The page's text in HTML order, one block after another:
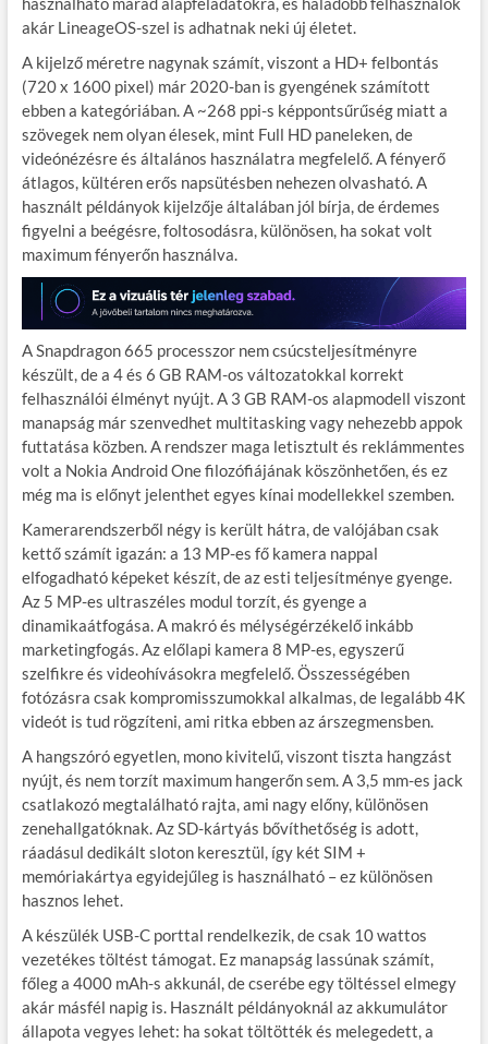
akár LineageOS-szel is adhatnak neki új életet.
A kijelző méretre nagynak számít, viszont a HD+ felbontás
(720 x 1600 pixel) már 2020-ban is gyengének számított
ebben a kategóriában. A ~268 ppi-s képpontsűrűség miatt a
szövegek nem olyan élesek, mint Full HD paneleken, de
videónézésre és általános használatra megfelelő. A fényerő
átlagos, kültéren erős napsütésben nehezen olvasható. A
használt példányok kijelzője általában jól bírja, de érdemes
figyelni a beégésre, foltosodásra, különösen, ha sokat volt
maximum fényerőn használva.
A Snapdragon 665 processzor nem csúcsteljesítményre
készült, de a 4 és 6 GB RAM-os változatokkal korrekt
felhasználói élményt nyújt. A 3 GB RAM-os alapmodell viszont
manapság már szenvedhet multitasking vagy nehezebb appok
futtatása közben. A rendszer maga letisztult és reklámmentes
volt a Nokia Android One filozófiájának köszönhetően, és ez
még ma is előnyt jelenthet egyes kínai modellekkel szemben.
Kamerarendszerből négy is került hátra, de valójában csak
kettő számít igazán: a 13 MP-es fő kamera nappal
elfogadható képeket készít, de az esti teljesítménye gyenge.
Az 5 MP-es ultraszéles modul torzít, és gyenge a
dinamikaátfogása. A makró és mélységérzékelő inkább
marketingfogás. Az előlapi kamera 8 MP-es, egyszerű
szelfikre és videohívásokra megfelelő. Összességében
fotózásra csak kompromisszumokkal alkalmas, de legalább 4K
videót is tud rögzíteni, ami ritka ebben az árszegmensben.
A hangszóró egyetlen, mono kivitelű, viszont tiszta hangzást
nyújt, és nem torzít maximum hangerőn sem. A 3,5 mm-es jack
csatlakozó megtalálható rajta, ami nagy előny, különösen
zenehallgatóknak. Az SD-kártyás bővíthetőség is adott,
ráadásul dedikált sloton keresztül, így két SIM +
memóriakártya egyidejűleg is használható – ez különösen
hasznos lehet.
A készülék USB-C porttal rendelkezik, de csak 10 wattos
vezetékes töltést támogat. Ez manapság lassúnak számít,
főleg a 4000 mAh-s akkunál, de cserébe egy töltéssel elmegy
akár másfél napig is. Használt példányoknál az akkumulátor
állapota vegyes lehet: ha sokat töltötték és melegedett, a